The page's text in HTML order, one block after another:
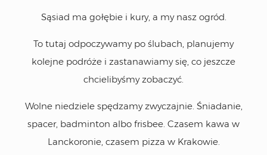
Sąsiad ma gołębie i kury, a my nasz ogród.
To tutaj odpoczywamy po ślubach, planujemy
kolejne podróże i zastanawiamy się, co jeszcze
chcielibyśmy zobaczyć.
Wolne niedziele spędzamy zwyczajnie. Śniadanie,
spacer, badminton albo frisbee. Czasem kawa w
Lanckoronie, czasem pizza w Krakowie.